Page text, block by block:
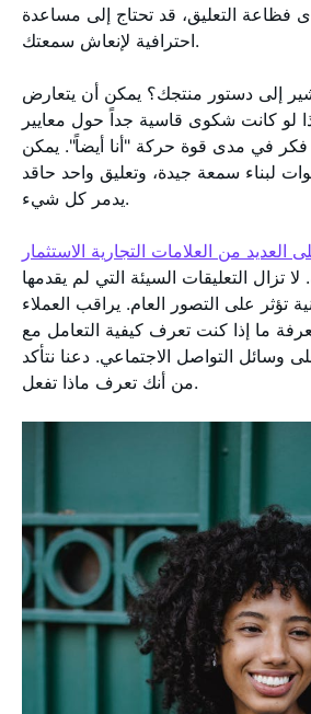
فظاعة التعليق، قد تحتاج إلى مساعدة
احترافية لإنعاش سمعتك.
إلى دستور منتجك؟ يمكن أن يتعارض
لو كانت شكوى قاسية جداً حول معايير
في مدى قوة حركة "أنا أيضاً". يمكن
لبناء سمعة جيدة، وتعليق واحد حاقد
يدمر كل شيء.
العديد من العلامات التجارية الاستثمار
تزال التعليقات السيئة التي لم يقدمها
تؤثر على التصور العام. يراقب العملاء
ما إذا كنت تعرف كيفية التعامل مع
وسائل التواصل الاجتماعي. دعنا نتأكد
من أنك تعرف ماذا تفعل.